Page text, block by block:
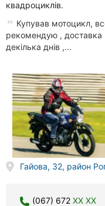
квадроциклів.
Купував мотоцикл,
рекомендую , доставка
декілька днів ,...
Гайова, 32, район
(067) 672 XX XX